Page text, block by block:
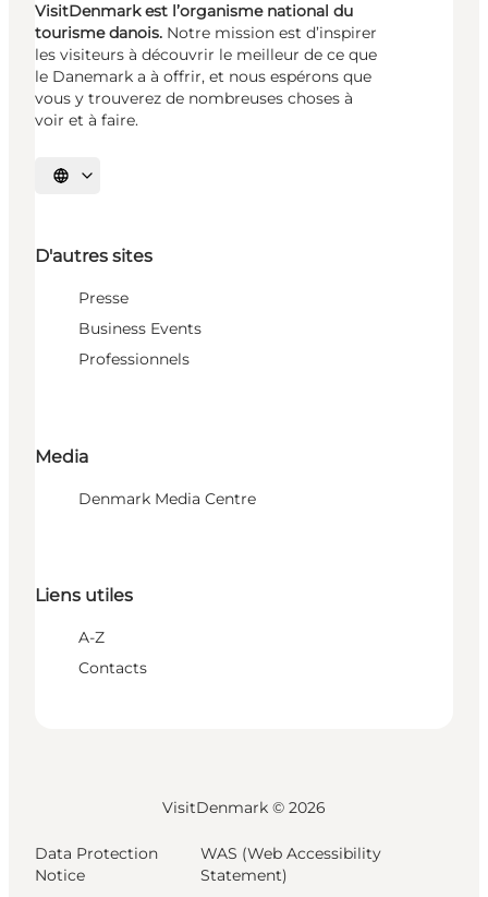
VisitDenmark est l’organisme national du
tourisme danois. Notre mission est d’inspirer
les visiteurs à découvrir le meilleur de ce que
le Danemark a à offrir, et nous espérons que
vous y trouverez de nombreuses choses à
voir et à faire.
Choisissez la langue
D'autres sites
Presse
Business Events
Professionnels
Media
Denmark Media Centre
Liens utiles
A-Z
Contacts
VisitDenmark © 2026
Data Protection
Notice
WAS (Web Accessibility
Statement)